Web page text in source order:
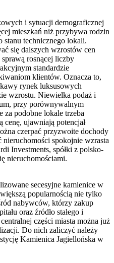
i sytuacji demograficznej
mieszkań niż przybywa rodzin
stanu technicznego lokali.
się dalszych wzrostów cen
rosnącej liczby
standardzie
klientów. Oznacza to,
rynek luksusowych
wzrostu. Niewielka podaż i
przy porównywalnym
za podobne lokale trzeba
cenę, ujawniają potencjał
czerpać przyzwoite dochody
spokojnie wzrasta
Investments, spółki z polsko-
nieruchomościami.
secesyjne kamienice w
popularnością nie tylko
nabywców, którzy zakup
oraz źródło stałego i
części miasta można już
Do nich zaliczyć należy
Kamienica Jagiellońska w